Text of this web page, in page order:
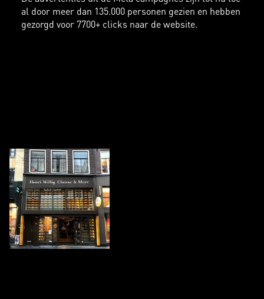
al door meer dan 135.000 personen gezien en hebben
gezorgd voor 7700+ clicks naar de website.